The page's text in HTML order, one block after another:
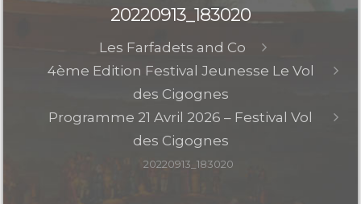
20220913_183020
Les Farfadets and Co
4ème Edition Festival Jeunesse Le Vol
des Cigognes
Programme 21 Avril 2026 – Festival Vol
des Cigognes
20220913_183020